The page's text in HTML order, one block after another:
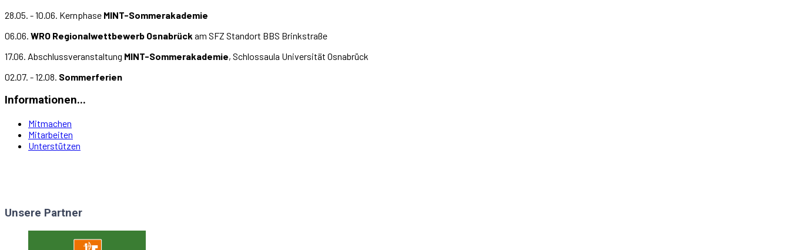
28.05. - 10.06. Kernphase MINT-Sommerakademie
06.06. WRO Regionalwettbewerb Osnabrück am SFZ Standort BBS Brinkstraße
17.06. Abschlussveranstaltung MINT-Sommerakademie, Schlossaula Universität Osnabrück
02.07. - 12.08. Sommerferien
Informationen...
Mitmachen
Mitarbeiten
Unterstützen
Unsere Partner